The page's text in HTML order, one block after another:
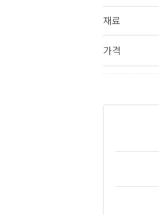
재료
가격